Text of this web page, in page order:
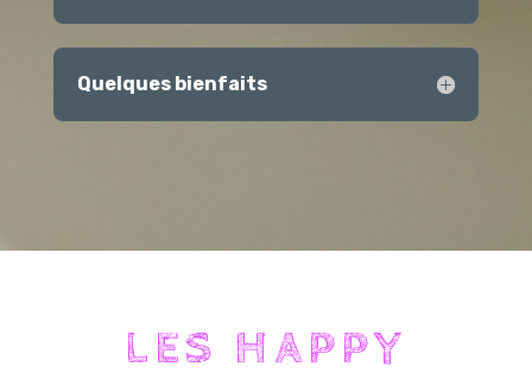
Quelques bienfaits
LES HAPPY